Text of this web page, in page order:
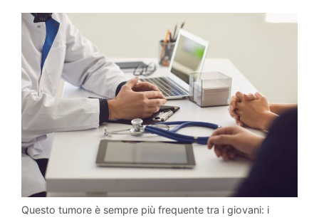
Questo tumore è sempre più frequente tra i giovani: i